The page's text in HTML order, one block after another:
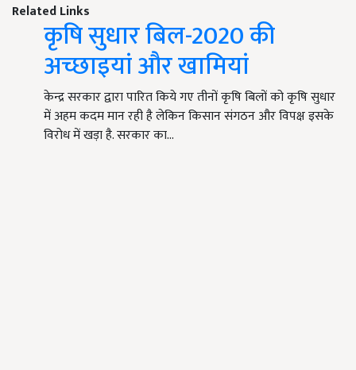
Related Links
कृषि सुधार बिल-2020 की
अच्छाइयां और खामियां
केन्द्र सरकार द्वारा पारित किये गए तीनों कृषि बिलों को कृषि सुधार
में अहम कदम मान रही है लेकिन किसान संगठन और विपक्ष इसके
विरोध में खड़ा है. सरकार का…